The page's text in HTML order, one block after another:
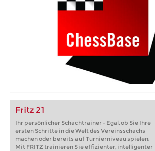
Fritz 21
Ihr persönlicher Schachtrainer - Egal, ob Sie Ihre
ersten Schritte in die Welt des Vereinsschachs
machen oder bereits auf Turnierniveau spielen:
Mit FRITZ trainieren Sie effizienter, intelligenter